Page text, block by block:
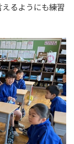
るようにも練習